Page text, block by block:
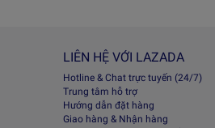
LIÊN HỆ VỚI LAZADA
Hotline & Chat trực tuyến (24/7)
Trung tâm hỗ trợ
Hướng dẫn đặt hàng
Giao hàng & Nhận hàng